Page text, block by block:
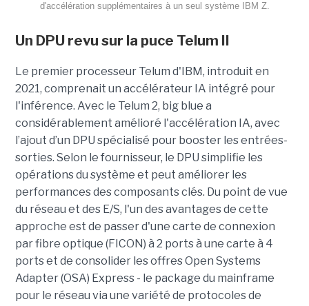
d'accélération supplémentaires à un seul système IBM Z.
Un DPU revu sur la puce Telum II
Le premier processeur Telum d'IBM, introduit en
2021, comprenait un accélérateur IA intégré pour
l'inférence. Avec le Telum 2, big blue a
considérablement amélioré l'accélération IA, avec
l’ajout d’un DPU spécialisé pour booster les entrées-
sorties. Selon le fournisseur, le DPU simplifie les
opérations du système et peut améliorer les
performances des composants clés. Du point de vue
du réseau et des E/S, l'un des avantages de cette
approche est de passer d'une carte de connexion
par fibre optique (FICON) à 2 ports à une carte à 4
ports et de consolider les offres Open Systems
Adapter (OSA) Express - le package du mainframe
pour le réseau via une variété de protocoles de